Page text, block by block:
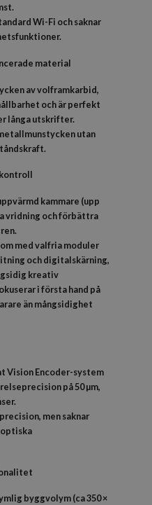
Wi-Fi och saknar
material
av volframkarbid,
och är perfekt
långa utskrifter.
utan
kammare (upp
vridning och förbättra
med valfria moduler
och digitalskärning,
kreativ
i första hand på
än mångsidighet
Vision Encoder-system
på 50 µm,
men saknar
byggvolym (ca 350 ×